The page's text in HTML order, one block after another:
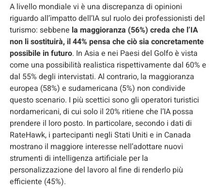
A livello mondiale vi è una discrepanza di opinioni
riguardo all’impatto dell’IA sul ruolo dei professionisti del
turismo: sebbene la maggioranza (56%) creda che l’IA
non li sostituirà, il 44% pensa che ciò sia concretamente
possibile in futuro. In Asia e nei Paesi del Golfo è vista
come una possibilità realistica rispettivamente dal 60% e
dal 55% degli intervistati. Al contrario, la maggioranza
europea (58%) e sudamericana (5%) non condivide
questo scenario. I più scettici sono gli operatori turistici
nordamericani, di cui solo il 20% ritiene che l’IA possa
prendere il loro posto. In particolare, secondo i dati di
RateHawk, i partecipanti negli Stati Uniti e in Canada
mostrano il maggiore interesse nell’adottare nuovi
strumenti di intelligenza artificiale per la
personalizzazione del lavoro al fine di renderlo più
efficiente (45%).